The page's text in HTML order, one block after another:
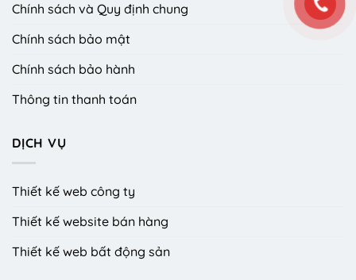
Chính sách và Quy định chung
Chính sách bảo mật
Chính sách bảo hành
Thông tin thanh toán
DỊCH VỤ
Thiết kế web công ty
Thiết kế website bán hàng
Thiết kế web bất động sản